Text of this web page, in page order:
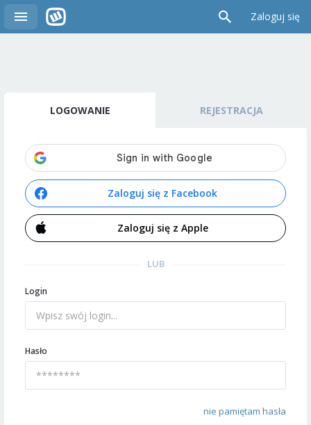
Zaloguj się
LOGOWANIE REJESTRACJA
Zaloguj się z Facebook
Zaloguj się z Apple
LUB
Login
Hasło
nie pamiętam hasła